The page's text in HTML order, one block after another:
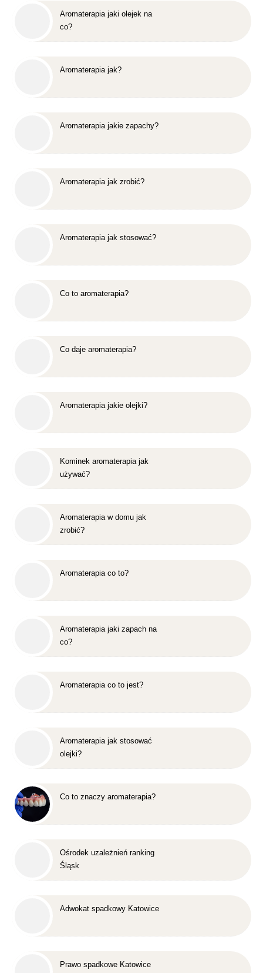
Aromaterapia jaki olejek na
co?
Aromaterapia jak?
Aromaterapia jakie zapachy?
Aromaterapia jak zrobić?
Aromaterapia jak stosować?
Co to aromaterapia?
Co daje aromaterapia?
Aromaterapia jakie olejki?
Kominek aromaterapia jak
używać?
Aromaterapia w domu jak
zrobić?
Aromaterapia co to?
Aromaterapia jaki zapach na
co?
Aromaterapia co to jest?
Aromaterapia jak stosować
olejki?
Co to znaczy aromaterapia?
Ośrodek uzależnień ranking
Śląsk
Adwokat spadkowy Katowice
Prawo spadkowe Katowice